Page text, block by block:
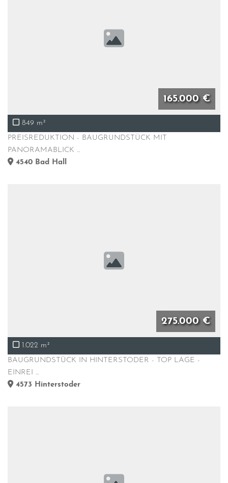
165.000 €
849 m²
PREISREDUKTION - BAUGRUNDSTÜCK MIT
PANORAMABLICK ...
4540 Bad Hall
275.000 €
1.022 m²
BAUGRUNDSTÜCK IN HINTERSTODER - TOP LAGE -
EINREI ...
4573 Hinterstoder